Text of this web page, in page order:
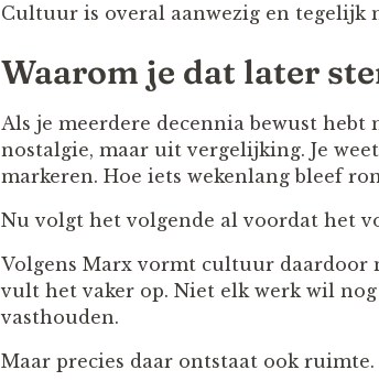
Cultuur is overal aanwezig en tegelijk
Waarom je dat later
Als je meerdere decennia bewust
nostalgie, maar uit vergelijking. Je
markeren. Hoe iets wekenlang bleef
Nu volgt het volgende al voordat het
Volgens Marx vormt cultuur daardoor
vult het vaker op. Niet elk werk wil
vasthouden.
Maar precies daar ontstaat ook ruimte.